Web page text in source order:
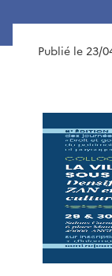
Publié le 23/